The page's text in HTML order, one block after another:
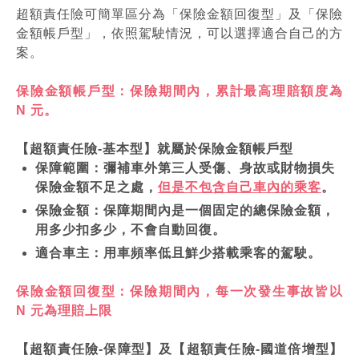
超額責任險可簡單區分為「保險金額回復型」及「保險
金額帳戶型」，依照駕駛情況，可以選擇適合自己的方
案。
保險金額帳戶型：保險期間內，累計最高理賠額度為
N 元。
【超額責任險-基本型】就屬於保險金額帳戶型
保障範圍：彌補車外第三人受傷、身故或財物損失
保險金額不足之處， 但是不包含自己車內的乘客。
保險金額：保障期間內是一個固定的總保險金額，
用多少扣多少，不會自動回復。
適合車主：用車頻率低且鮮少搭載乘客的駕駛。
保險金額回復型：保險期間內，每一次發生事故皆以
N 元為理賠上限
【超額責任險-保障型】及【超額責任險-國道倍增型】